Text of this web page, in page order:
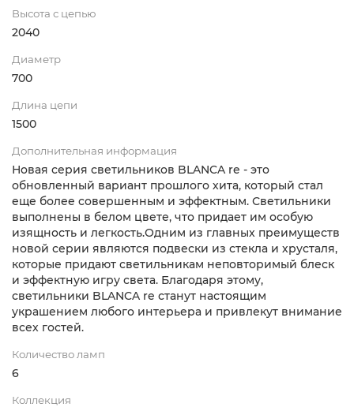
Высота с цепью
2040
Диаметр
700
Длина цепи
1500
Дополнительная информация
Новая серия светильников BLANCA re - это
обновленный вариант прошлого хита, который стал
еще более совершенным и эффектным. Светильники
выполнены в белом цвете, что придает им особую
изящность и легкость.Одним из главных преимуществ
новой серии являются подвески из стекла и хрусталя,
которые придают светильникам неповторимый блеск
и эффектную игру света. Благодаря этому,
светильники BLANCA re станут настоящим
украшением любого интерьера и привлекут внимание
всех гостей.
Количество ламп
6
Коллекция